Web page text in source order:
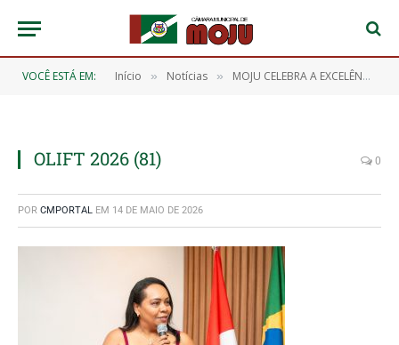
VOCÊ ESTÁ EM: Início » Notícias » MOJU CELEBRA A EXCELÊNCIA DOS NOSSOS ESTUDANTES! 🎖️📖
OLIFT 2026 (81) 0
POR CMPORTAL EM 14 DE MAIO DE 2026